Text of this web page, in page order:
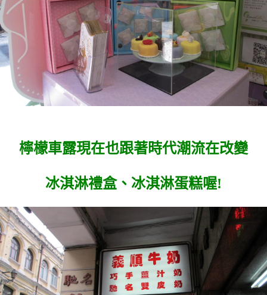
檸檬車露現在也跟著時代潮流在改變
冰淇淋禮盒、冰淇淋蛋糕喔!